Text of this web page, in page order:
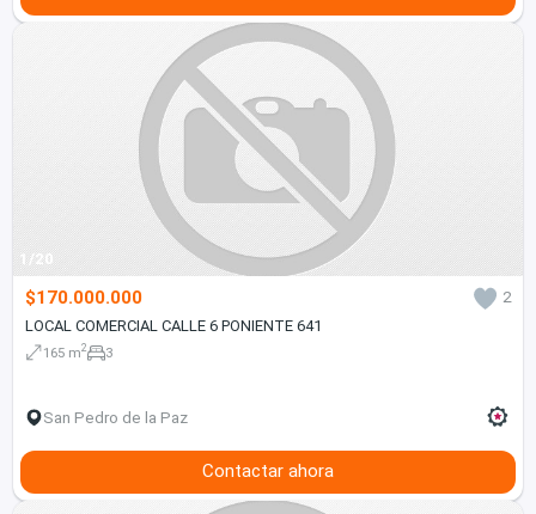
1/20
$170.000.000
2
LOCAL COMERCIAL CALLE 6 PONIENTE 641
165 m2 3
San Pedro de la Paz
Contactar ahora